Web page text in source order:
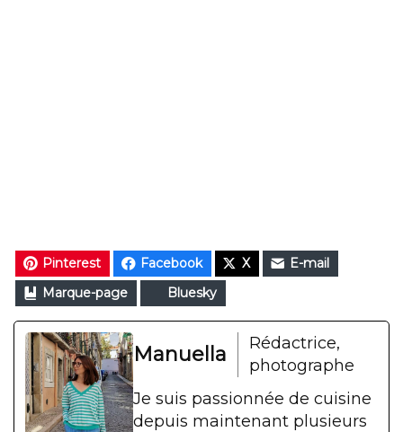
Pinterest Facebook X
E-mail
Marque-page
Bluesky
Manuella
Rédactrice,
photographe
Je suis passionnée de cuisine
depuis maintenant plusieurs